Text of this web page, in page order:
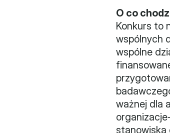
O co
Konkurs to
wspólnych
wspólne
ważnej dla
stanowiska